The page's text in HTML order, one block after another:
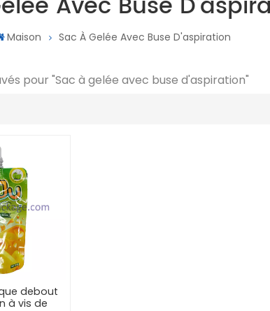
Maison Sac À Gelée Avec Buse D'aspiration
pour "Sac à gelée avec buse d'aspiration"
debout
à vis de